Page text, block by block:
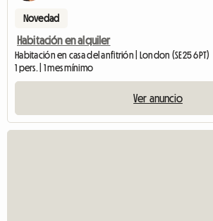
Novedad
Habitación en alquiler
Habitación en casa del anfitrión | London (SE25 6PT)
1 pers. | 1 mes mínimo
Ver anuncio